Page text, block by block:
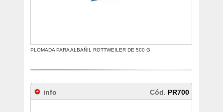
PLOMADA PARA ALBAÑIL ROTTWEILER DE 500 G.
info Cód. PR700